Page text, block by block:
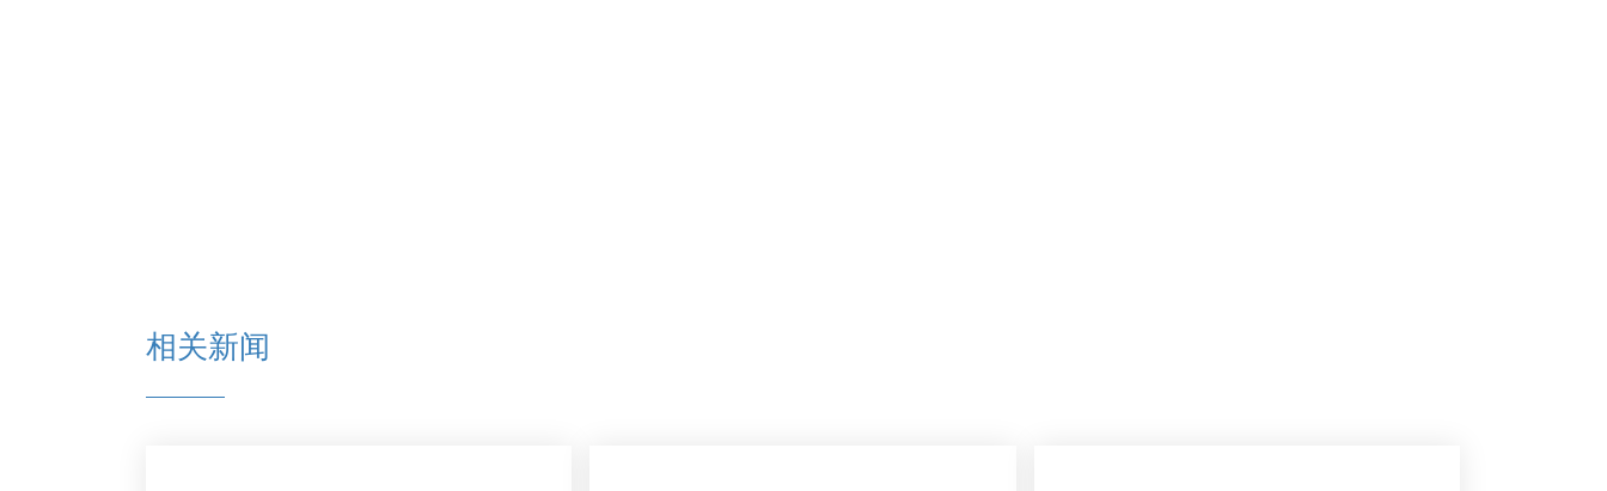
相关新闻